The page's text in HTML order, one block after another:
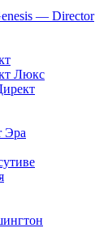
— Director
Люкс
Эра